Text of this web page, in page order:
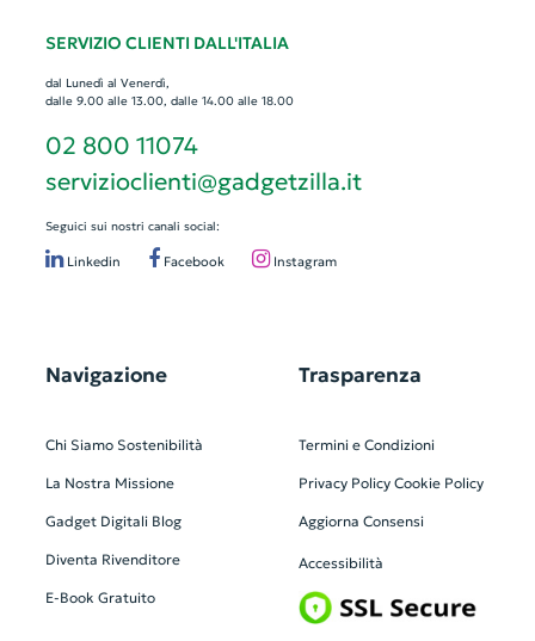
SERVIZIO CLIENTI DALL'ITALIA
dal Lunedì al Venerdì,
dalle 9.00 alle 13.00, dalle 14.00 alle 18.00
02 800 11074
servizioclienti@gadgetzilla.it
Seguici sui nostri canali social:
Linkedin Facebook Instagram
Navigazione
Chi Siamo Sostenibilità
La Nostra Missione
Gadget Digitali Blog
Diventa Rivenditore
E-Book Gratuito
Trasparenza
Termini e Condizioni
Privacy Policy Cookie Policy
Aggiorna Consensi
Accessibilità